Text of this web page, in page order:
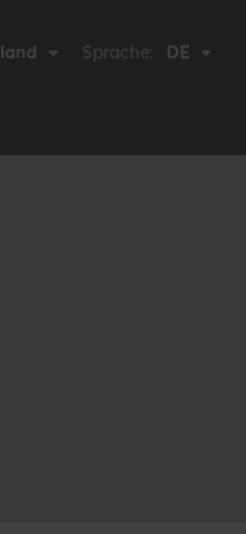
Sprache: DE